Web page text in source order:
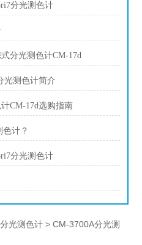
分光测色计
分光测色计CM-17d
光测色计简介
CM-17d选购指南
色计？
分光测色计
分光测色计 > CM-3700A分光测